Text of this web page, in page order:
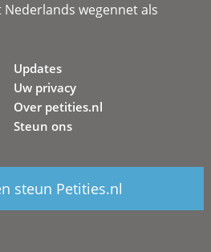
Nederlands wegennet als
Updates
Uw privacy
Over petities.nl
Steun ons
steun Petities.nl